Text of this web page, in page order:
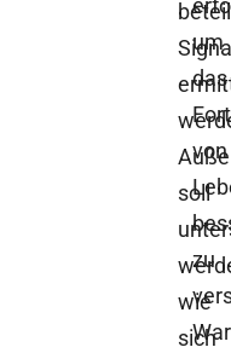
soll
wie
sich
um
das
von
zu